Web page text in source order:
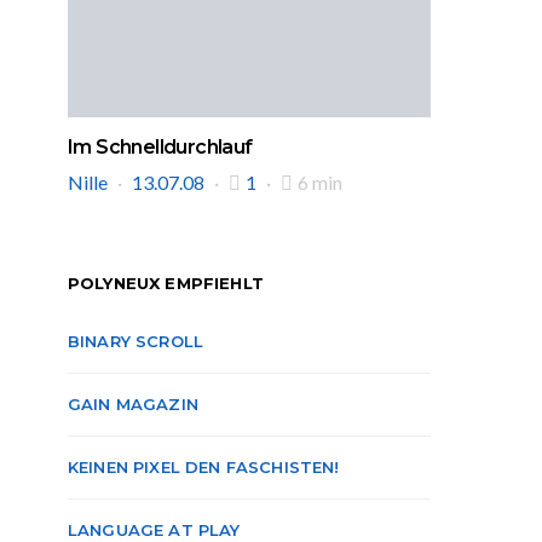
Im Schnelldurchlauf
Nille
13.07.08 1 6 min
POLYNEUX EMPFIEHLT
BINARY SCROLL
GAIN MAGAZIN
KEINEN PIXEL DEN FASCHISTEN!
LANGUAGE AT PLAY